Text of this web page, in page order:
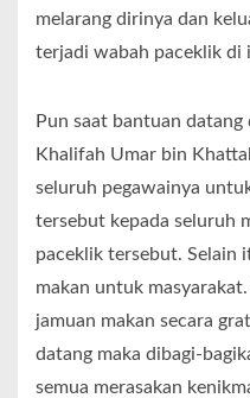
melarang dirinya dan
terjadi wabah paceklik di
Pun saat bantuan datang
Khalifah Umar bin
seluruh pegawainya
tersebut kepada seluruh
paceklik tersebut. Selain
makan untuk
jamuan makan secara
datang maka dibagi-
semua merasakan